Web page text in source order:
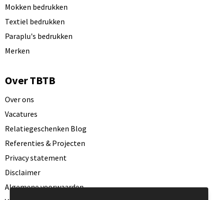
Mokken bedrukken
Textiel bedrukken
Paraplu's bedrukken
Merken
Over TBTB
Over ons
Vacatures
Relatiegeschenken Blog
Referenties & Projecten
Privacy statement
Disclaimer
Algemene voorwaarden